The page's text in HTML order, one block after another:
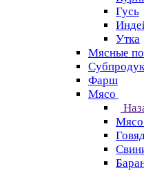
Гусь
Утка
Мясные
Фарш
Мясо
Мясо